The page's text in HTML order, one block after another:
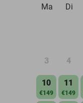
Ma
Di
3 4
10
€149
11
€149